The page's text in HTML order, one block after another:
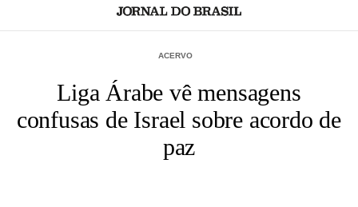
ACERVO
Liga Árabe vê mensagens
confusas de Israel sobre acordo de
paz